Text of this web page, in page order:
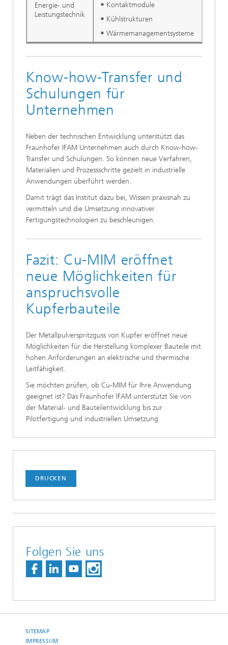
Energie- und
Leistungstechnik
Kontaktmodule
Kühlstrukturen
Wärmemanagementsysteme
Know-how-Transfer und
Schulungen für
Unternehmen
Neben der technischen Entwicklung unterstützt das
Fraunhofer IFAM Unternehmen auch durch Know-how-
Transfer und Schulungen. So können neue Verfahren,
Materialien und Prozessschritte gezielt in industrielle
Anwendungen überführt werden.
Damit trägt das Institut dazu bei, Wissen praxisnah zu
vermitteln und die Umsetzung innovativer
Fertigungstechnologien zu beschleunigen.
Fazit: Cu-MIM eröffnet
neue Möglichkeiten für
anspruchsvolle
Kupferbauteile
Der Metallpulverspritzguss von Kupfer eröffnet neue
Möglichkeiten für die Herstellung komplexer Bauteile mit
hohen Anforderungen an elektrische und thermische
Leitfähigkeit.
Sie möchten prüfen, ob Cu-MIM für Ihre Anwendung
geeignet ist? Das Fraunhofer IFAM unterstützt Sie von
der Material- und Bauteilentwicklung bis zur
Pilotfertigung und industriellen Umsetzung.
DRUCKEN
Folgen Sie uns
SITEMAP
IMPRESSUM